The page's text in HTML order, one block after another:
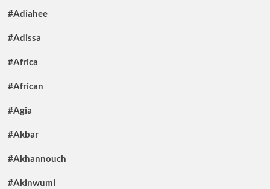
#Adiahee
#Adissa
#Africa
#African
#Agia
#Akbar
#Akhannouch
#Akinwumi